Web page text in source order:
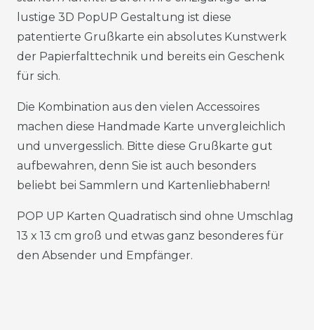
lustige 3D PopUP Gestaltung ist diese
patentierte Grußkarte ein absolutes Kunstwerk
der Papierfalttechnik und bereits ein Geschenk
für sich.
Die Kombination aus den vielen Accessoires
machen diese Handmade Karte unvergleichlich
und unvergesslich. Bitte diese Grußkarte gut
aufbewahren, denn Sie ist auch besonders
beliebt bei Sammlern und Kartenliebhabern!
POP UP Karten Quadratisch sind ohne Umschlag
13 x 13 cm groß und etwas ganz besonderes für
den Absender und Empfänger.